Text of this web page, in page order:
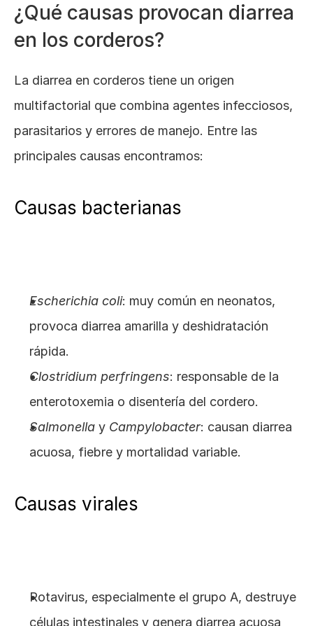
¿Qué causas provocan diarrea
en los corderos?
La diarrea en corderos tiene un origen
multifactorial que combina agentes infecciosos,
parasitarios y errores de manejo. Entre las
principales causas encontramos:
Causas bacterianas
Escherichia coli: muy común en neonatos,
provoca diarrea amarilla y deshidratación
rápida.
Clostridium perfringens: responsable de la
enterotoxemia o disentería del cordero.
Salmonella y Campylobacter: causan diarrea
acuosa, fiebre y mortalidad variable.
Causas virales
Rotavirus, especialmente el grupo A, destruye
células intestinales y genera diarrea acuosa